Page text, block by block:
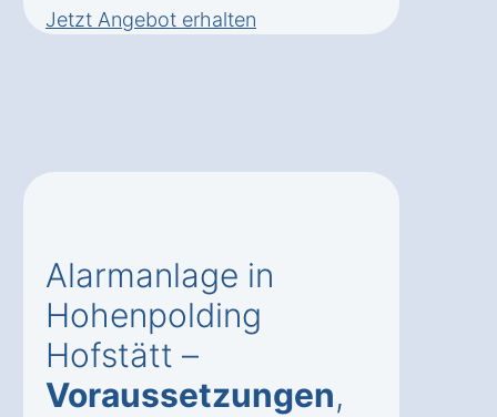
Jetzt Angebot erhalten
Alarmanlage in
Hohenpolding
Hofstätt –
Voraussetzungen,